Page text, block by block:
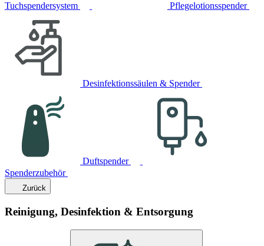
Tuchspendersystem Pflegelotionsspender
Desinfektionssäulen & Spender
Duftspender
Spenderzubehör
Zurück
Reinigung, Desinfektion & Entsorgung